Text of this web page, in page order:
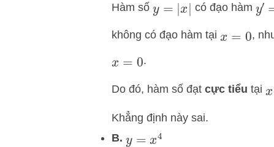
Hàm số y =|x | có đạo hàm y′ =
không có đạo hàm tại x=0 ,
x=0 .
Do đó, hàm số đạt cực tiểu tại x
Khẳng định này sai.
B. y =x 4